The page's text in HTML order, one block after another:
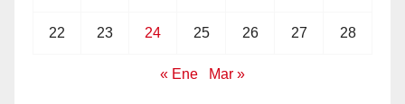
22 23 24 25 26 27 28
« Ene Mar »